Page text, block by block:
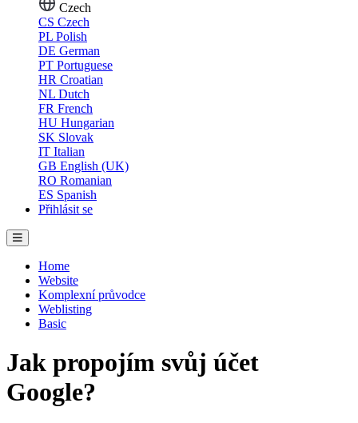
Czech
CS Czech
PL Polish
DE German
PT Portuguese
HR Croatian
NL Dutch
FR French
HU Hungarian
SK Slovak
IT Italian
GB English (UK)
RO Romanian
ES Spanish
Přihlásit se
Home
Website
Komplexní průvodce
Weblisting
Basic
Jak propojím svůj účet
Google?